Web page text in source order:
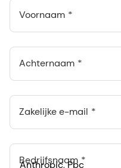
Voornaam
Achternaam
Zakelijke e-mail
Bedrijfsnaam